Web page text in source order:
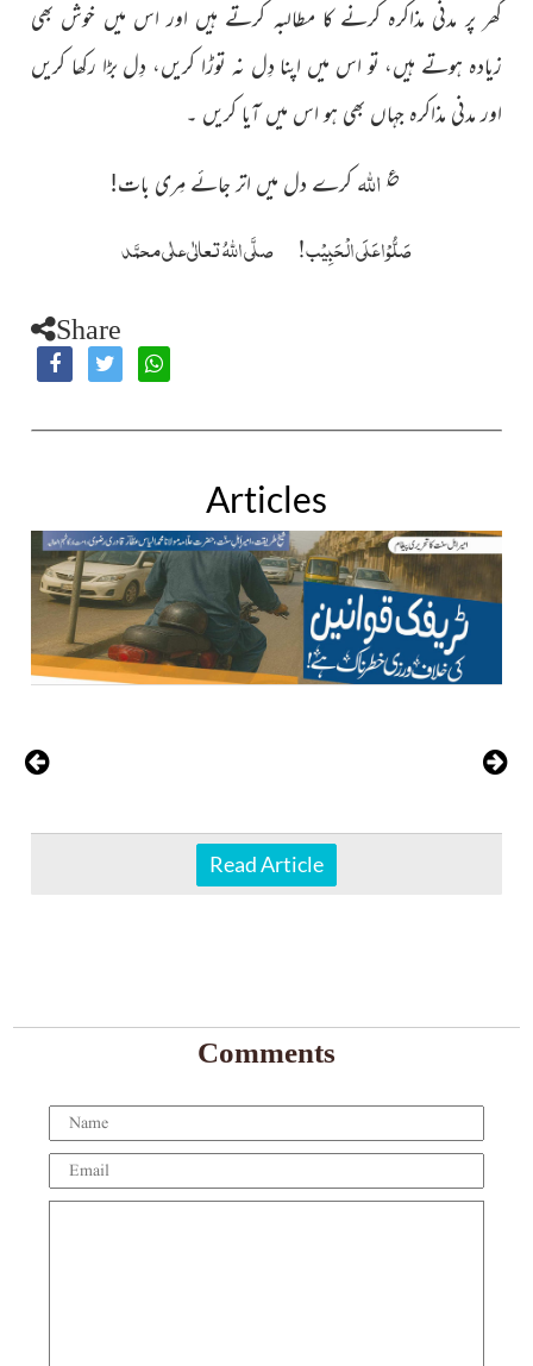
گھر پر مدنی مذاکرہ کرنے کا مطالبہ کرتے ہیں اور اس میں خوش بھی
زیادہ ہوتے ہیں، تو اس میں اپنا دِل نہ توڑا کریں، دِل بڑا رکھا کریں
اور مدنی مذاکرہ جہاں بھی ہو اس میں آیا کریں ۔
؏ اللہ کرے دل میں اتر جائے مِری بات!
صَلُّوْا عَلَی الْحَبِیْب! صلَّی اللہُ تعالٰی علٰی محمَّد
Share
Articles
Read Article
Comments